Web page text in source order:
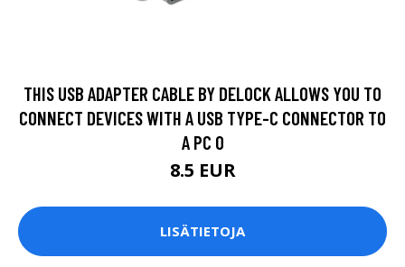
THIS USB ADAPTER CABLE BY DELOCK ALLOWS YOU TO
CONNECT DEVICES WITH A USB TYPE-C CONNECTOR TO
A PC O
8.5 EUR
LISÄTIETOJA